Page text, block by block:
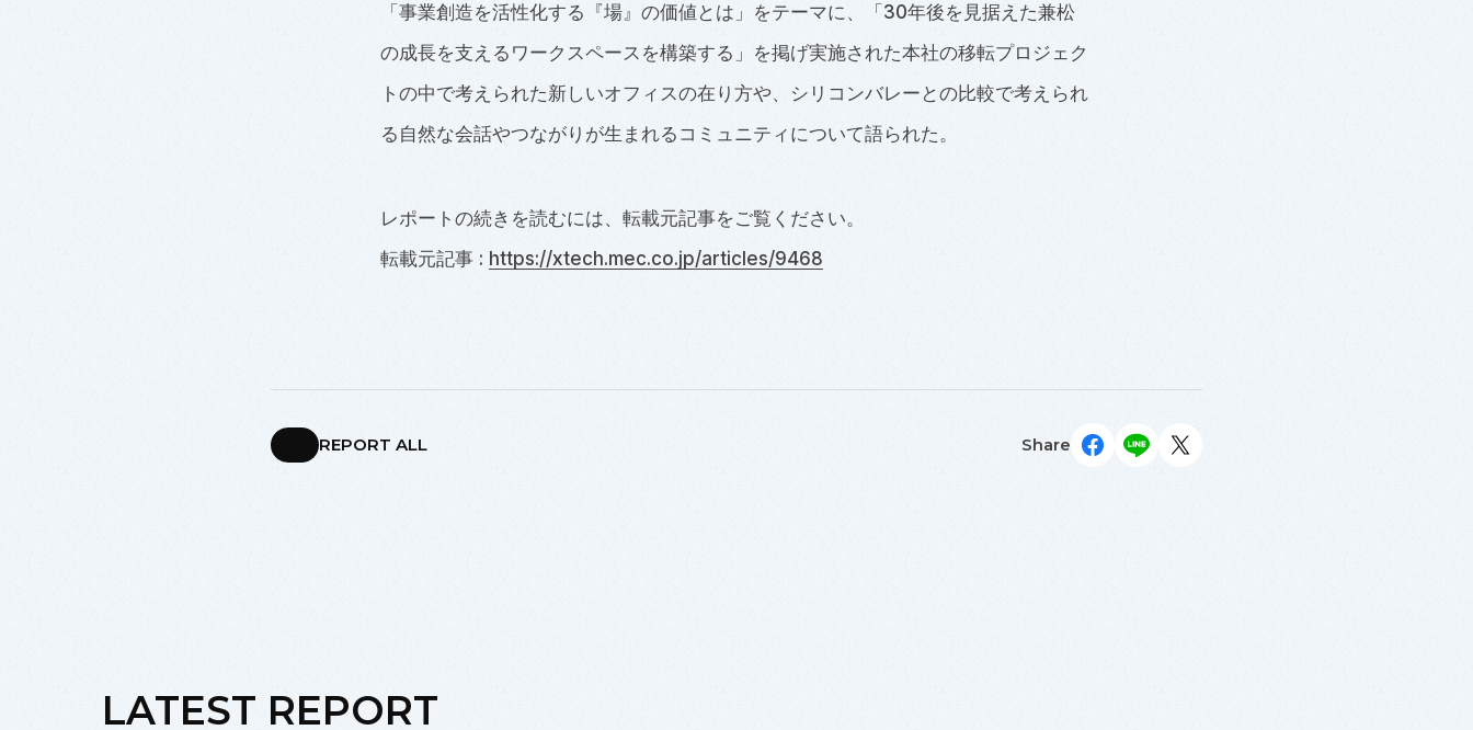
「事業創造を活性化する『場』の価値とは」をテーマに、「30年後を見据えた兼松
の成長を支えるワークスペースを構築する」を掲げ実施された本社の移転プロジェク
トの中で考えられた新しいオフィスの在り方や、シリコンバレーとの比較で考えられ
る自然な会話やつながりが生まれるコミュニティについて語られた。
レポートの続きを読むには、転載元記事をご覧ください。
転載元記事 : https://xtech.mec.co.jp/articles/9468
REPORT ALL Share
LATEST REPORT